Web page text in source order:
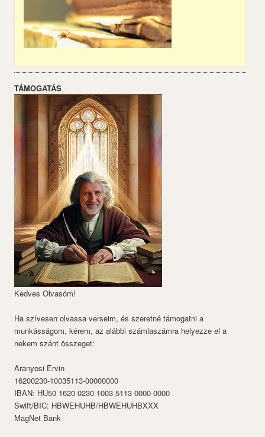
TÁMOGATÁS
Kedves Olvasóm!
Ha szívesen olvassa verseim, és szeretné támogatni a
munkásságom, kérem, az alábbi számlaszámra helyezze el a
nekem szánt összeget:
Aranyosi Ervin
16200230-10035113-00000000
IBAN: HU50 1620 0230 1003 5113 0000 0000
Swift/BIC: HBWEHUHB/HBWEHUHBXXX
MagNet Bank